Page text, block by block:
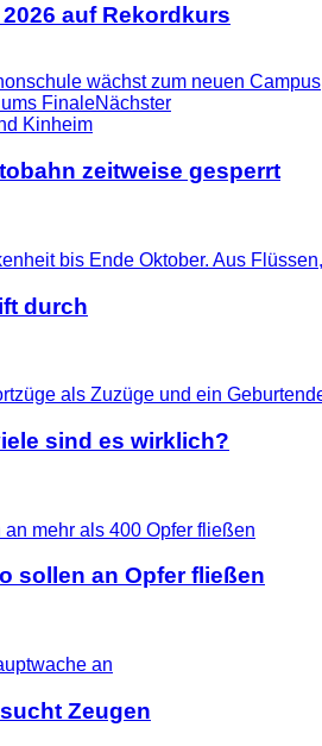
auf Rekordkurs
wächst zum neuen Campus
FinaleNächster
zeitweise gesperrt
durch
sind es wirklich?
sollen an Opfer fließen
Zeugen